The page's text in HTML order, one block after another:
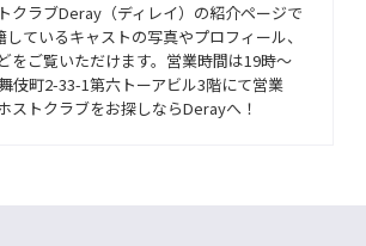
クラブDeray（ディレイ）の紹介ページで
ているキャストの写真やプロフィール、
をご覧いただけます。営業時間は19時〜
伎町2-33-1第六トーアビル3階にて営業
ストクラブをお探しならDerayへ！